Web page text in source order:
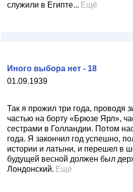
служили в Египте... Ещё
01.09.1939
Иного выбора нет - 18
Так я прожил три года, проводя
частью на борту «Брюзе Ярл»,
сестрами в Голландии. Потом
года. Я закончил год успешно,
истории и латыни, и перешел в
будущей весной должен был
Лондонский. Ещё